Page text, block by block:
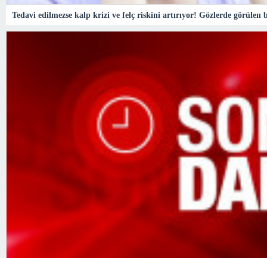
Tedavi edilmezse kalp krizi ve felç riskini artırıyor! Gözlerde